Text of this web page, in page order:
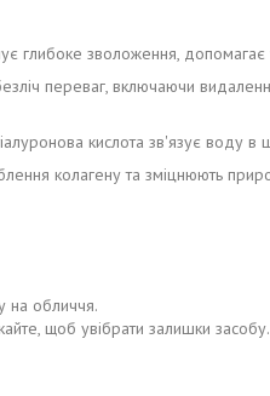
глибоке зволоження,
переваг, включаючи
кислота зв'язує воду в
колагену та зміцнюють
на обличчя.
щоб увібрати залишки засобу.